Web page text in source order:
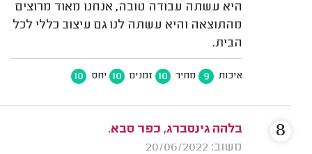
היא עשתה עבודה טובה, אנחנו מאוד מרוצים
מהתוצאה והיא עשתה לנו גם עיצוב כללי לכל
הבית.
איכות 9 מחיר 10 זמנים 10 יחס 10
בלהה גינסברג, כפר סבא.
משוב: 20/06/2022
8